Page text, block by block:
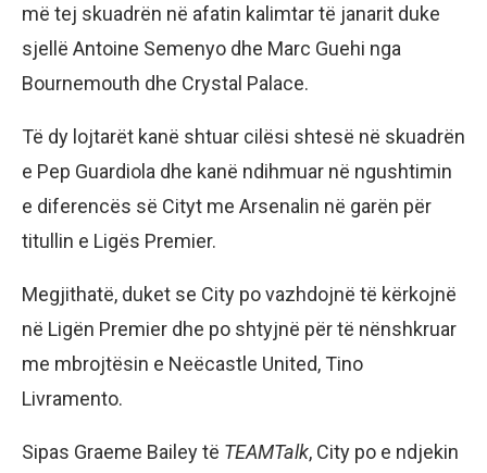
më tej skuadrën në afatin kalimtar të janarit duke
sjellë Antoine Semenyo dhe Marc Guehi nga
Bournemouth dhe Crystal Palace.
Të dy lojtarët kanë shtuar cilësi shtesë në skuadrën
e Pep Guardiola dhe kanë ndihmuar në ngushtimin
e diferencës së Cityt me Arsenalin në garën për
titullin e Ligës Premier.
Megjithatë, duket se City po vazhdojnë të kërkojnë
në Ligën Premier dhe po shtyjnë për të nënshkruar
me mbrojtësin e Neëcastle United, Tino
Livramento.
Sipas Graeme Bailey të TEAMTalk, City po e ndjekin